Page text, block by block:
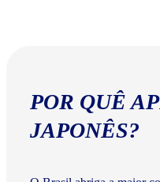
POR QUÊ
JAPONÊS?